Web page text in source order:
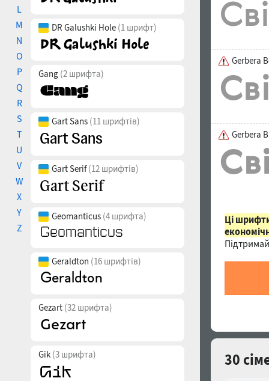
L
M
N
O
P
Q
R
S
T
U
V
W
X
Y
Z
DR Galushki Hole (1 шрифт)
Gang (2 шрифта)
Gart Sans (11 шрифтів)
Gart Serif(12 шрифтів)
Geomanticus (4 шрифта)
Geraldton (16 шрифтів)
Gezart (32 шрифта)
Gik (3 шрифта)
Gerbera
Gerbera
Ці
30